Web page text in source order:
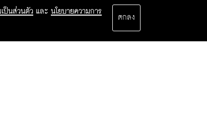
ป็นส่วนตัว และ นโยบายความการ
ตกลง